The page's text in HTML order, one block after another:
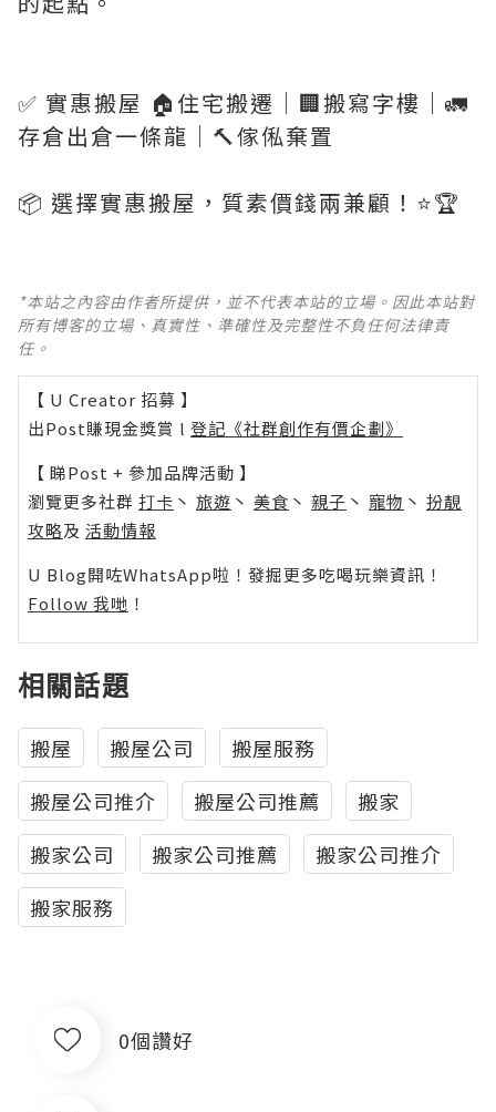
✅ 實惠搬屋 🏠住宅搬遷｜🏢搬寫字樓｜🚛
存倉出倉一條龍｜🔨傢俬棄置
📦 選擇實惠搬屋，質素價錢兩兼顧！⭐️🏆
*本站之內容由作者所提供，並不代表本站的立場。因此本站對
所有博客的立場、真實性、準確性及完整性不負任何法律責
任。
【 U Creator 招募 】
出Post賺現金獎賞 l 登記《社群創作有價企劃》
【 睇Post + 參加品牌活動 】
瀏覽更多社群 打卡 丶 旅遊 丶 美食 丶 親子 丶 寵物 丶 扮靚
攻略及 活動情報
U Blog開咗WhatsApp啦！發掘更多吃喝玩樂資訊！
Follow 我哋 ！
相關話題
搬屋 搬屋公司
搬屋服務
搬屋公司推介
搬屋公司推薦
搬家
搬家公司
搬家公司推薦
搬家公司推介
搬家服務
0個讚好